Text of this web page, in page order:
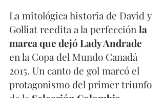
La mitológica historia de David y
Golliat reedita a la perfección la
marca que dejó Lady Andrade
en la Copa del Mundo Canadá
2015. Un canto de gol marcó el
protagonismo del primer triunfo